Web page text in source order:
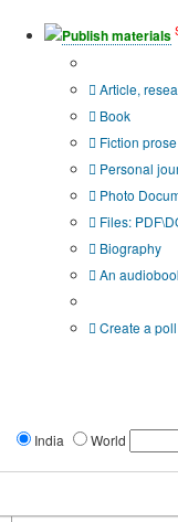
Publish materials
Article,
Book
Fiction
Personal
Photo
Files:
Biography
An
Create a poll
India World